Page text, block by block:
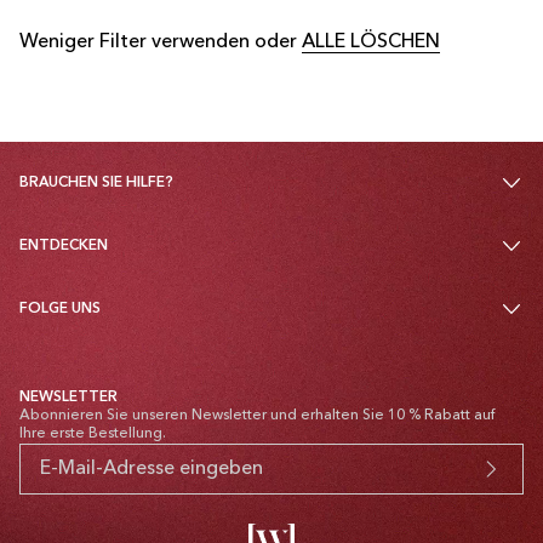
Weniger Filter verwenden oder ALLE LÖSCHEN
BRAUCHEN SIE HILFE?
ENTDECKEN
FOLGE UNS
NEWSLETTER
Abonnieren Sie unseren Newsletter und erhalten Sie 10 % Rabatt auf
Ihre erste Bestellung.